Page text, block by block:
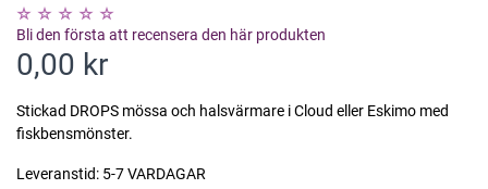
Bli den första att recensera den här produkten
0,00 kr
Stickad DROPS mössa och halsvärmare i Cloud eller Eskimo med
fiskbensmönster.
Leveranstid: 5-7 VARDAGAR